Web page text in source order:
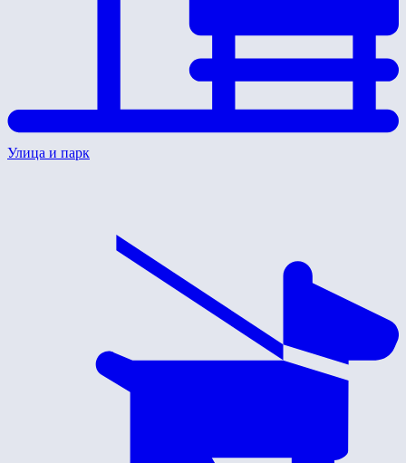
Улица и парк